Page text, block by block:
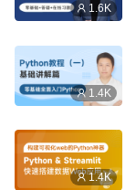
1.6K
1.4K
1.4K